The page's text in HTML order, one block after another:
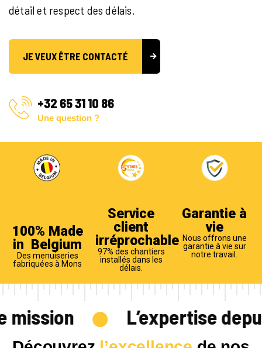
détail et respect des délais.
JE VEUX ÊTRE CONTACTÉ
+32 65 31 10 86
Une question ?
100% Made
in Belgium
Des menuiseries
fabriquées à Mons
Service
client
irréprochable
97% des chantiers
installés dans les
délais.
Garantie à
vie
Nous offrons une
garantie à vie sur
notre travail.
L’expertise